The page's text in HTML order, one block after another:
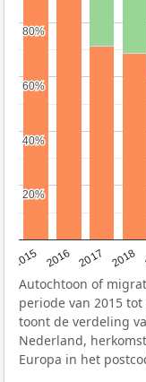
2015 2016 2017 2018
20%
20%
40%
40%
60%
60%
80%
80%
Autochtoon of
periode van 2015
toont de verdeling
Nederland,
Europa in het